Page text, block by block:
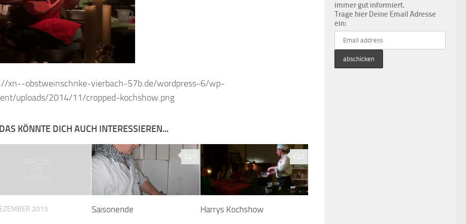
xn--obstweinschnke-vierbach-57b.de/wordpress-6/wp-
uploads/2014/11/cropped-kochshow.png
DAS KÖNNTE DICH AUCH INTERESSIEREN...
2015
0
Saisonende
0
Harrys Kochshow
immer gut informiert.
Trage hier Deine Email Adresse
ein: